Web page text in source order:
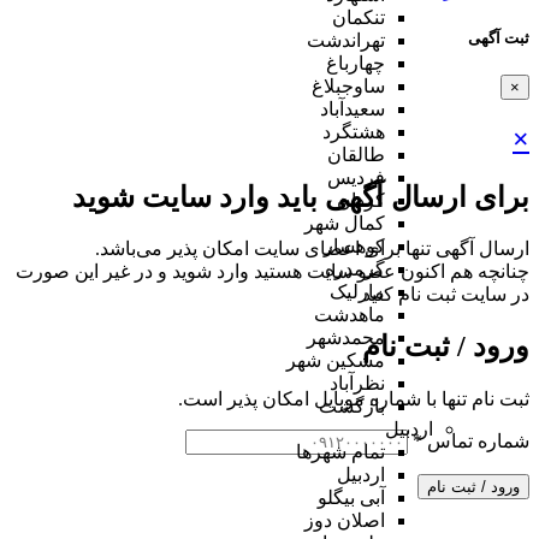
ثبت آگهی
×
×
برای ارسال آگهی باید وارد سایت شوید
ارسال آگهی تنها برای اعضای سایت امکان پذیر می‌باشد.
چنانچه هم‌ اکنون عضو سایت هستید وارد شوید و در غیر این صورت
در سایت ثبت نام کنید
ورود / ثبت نام
ثبت نام تنها با شماره موبایل امکان پذیر است.
شماره تماس*
ورود / ثبت نام
تنکمان
تهراندشت
چهارباغ
ساوجبلاغ
سعیدآباد
هشتگرد
طالقان
فردیس
کردان
کمال شهر
کوهسار
گرمدره
مارلیک
ماهدشت
محمدشهر
مشکین شهر
نظرآباد
بازگشت
اردبیل
تمام شهر‌ها
اردبیل
آبی بیگلو
اصلان دوز